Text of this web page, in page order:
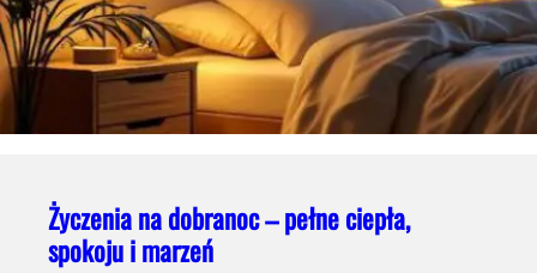
Życzenia na dobranoc – pełne ciepła,
spokoju i marzeń